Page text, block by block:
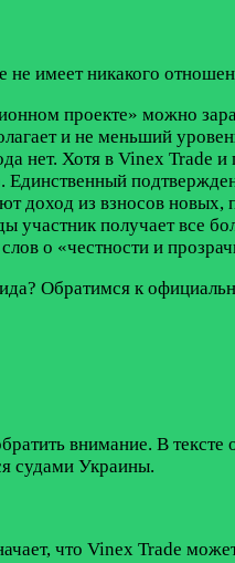
имеет никакого
проекте» можно
и не меньший
нет. Хотя в Vinex Trade
Единственный
доход из взносов новых,
участник получает все
о «честности и
Обратимся к
внимание. В тексте
судами Украины.
что Vinex Trade